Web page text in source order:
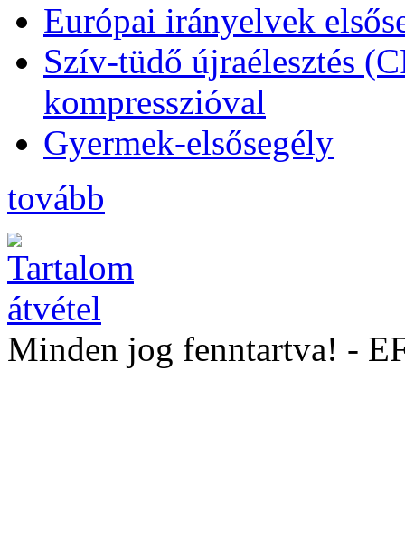
Európai irányelvek
Szív-tüdő újraélesztés
kompresszióval
Gyermek-elsősegély
tovább
Minden jog fenntartva! -